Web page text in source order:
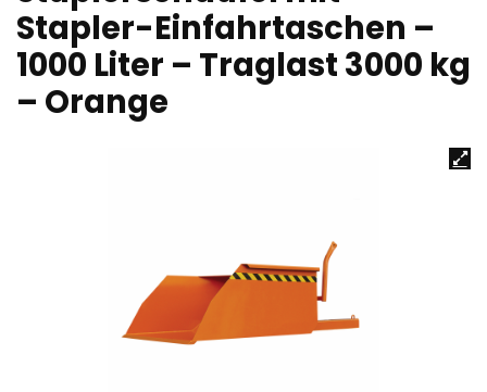
Stapler-Einfahrtaschen –
1000 Liter – Traglast 3000 kg
– Orange